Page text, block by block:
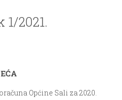
1/2021.
Općine Sali za 2020.